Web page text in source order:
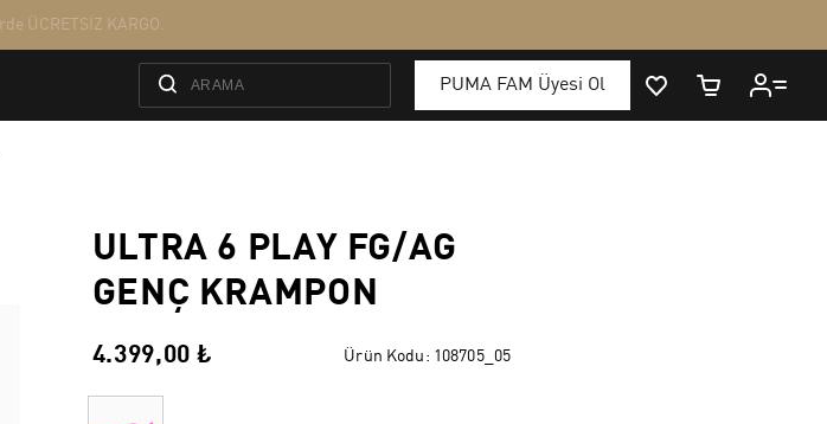
ULTRA 6 PLAY FG/AG
GENÇ KRAMPON
4.399,00 ₺ Ürün Kodu: 108705_05